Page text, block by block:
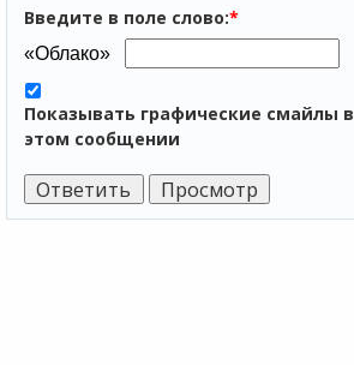
Введите в поле слово:*
Показывать графические смайлы в
этом сообщении